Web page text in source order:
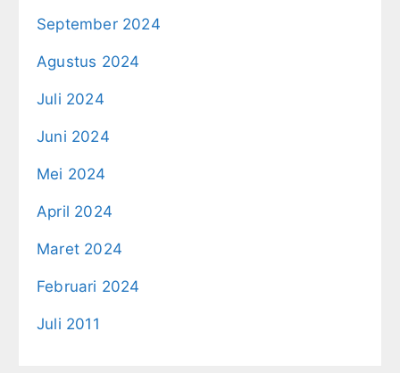
September 2024
Agustus 2024
Juli 2024
Juni 2024
Mei 2024
April 2024
Maret 2024
Februari 2024
Juli 2011